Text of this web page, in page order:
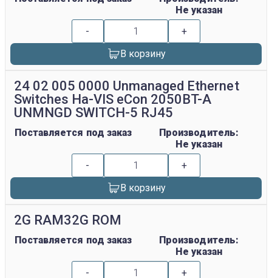
Не указан
-
+
В корзину
24 02 005 0000 Unmanaged Ethernet
Switches Ha-VIS eCon 2050BT-A
UNMNGD SWITCH-5 RJ45
Поставляется под заказ
Производитель:
Не указан
-
+
В корзину
2G RAM32G ROM
Поставляется под заказ
Производитель:
Не указан
-
+